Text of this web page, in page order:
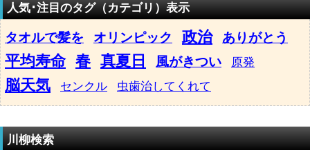
人気･注目のタグ（カテゴリ）表示
タオルで髪を オリンピック 政治 ありがとう
平均寿命 春 真夏日 風がきつい 原発
脳天気 センクル 虫歯治してくれて
川柳検索